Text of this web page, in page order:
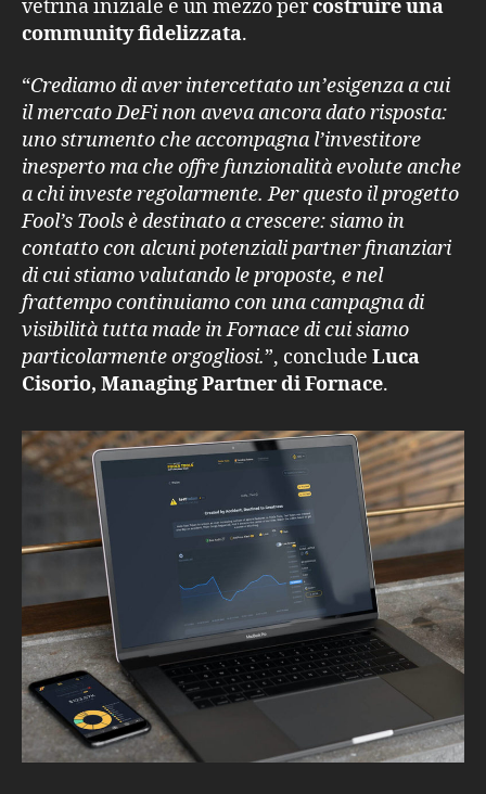
vetrina iniziale e un mezzo percostruire una
community fidelizzata.
“Crediamo di aver intercettato un’esigenza a cui
il mercato DeFi non aveva ancora dato risposta:
uno strumento che accompagna l’investitore
inesperto ma che offre funzionalità evolute anche
a chi investe regolarmente. Per questo il progetto
Fool’s Tools è destinato a crescere: siamo in
contatto con alcuni potenziali partner finanziari
di cui stiamo valutando le proposte, e nel
frattempo continuiamo con una campagna di
visibilità tutta made in Fornace di cui siamo
particolarmente orgogliosi.”, conclude Luca
Cisorio, Managing Partner di Fornace.